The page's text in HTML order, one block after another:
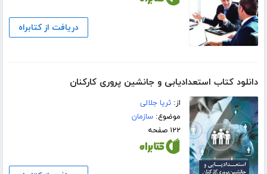
دریافت از کتابراه
دانلود کتاب استعدادیابی و جانشین پروری کارکنان
از:ثریا جلالی
موضوع:سازمان
۱۲۲ صفحه